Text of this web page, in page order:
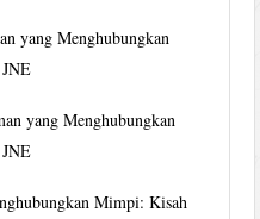
yang Menghubungkan
yang Menghubungkan
Mimpi: Kisah